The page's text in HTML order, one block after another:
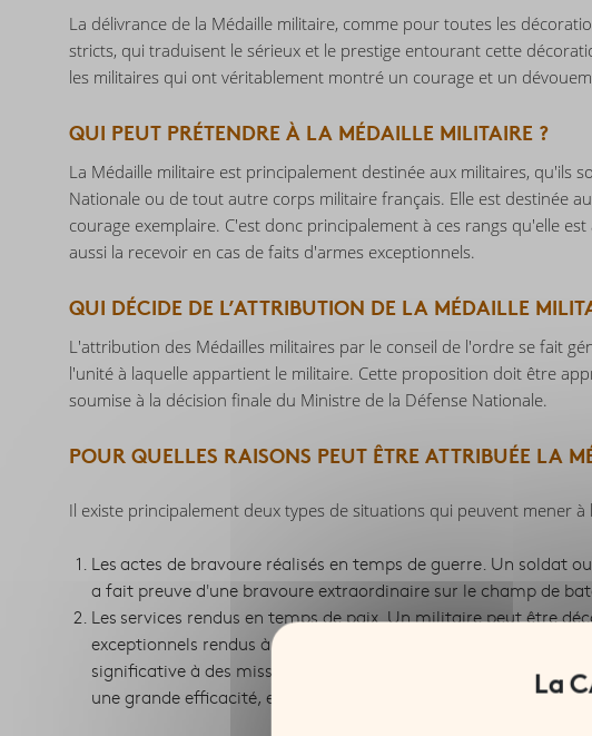
La délivrance de la Médaille militaire, comme pour toutes les
stricts, qui traduisent le sérieux et le prestige entourant cette
les militaires qui ont véritablement montré un courage et un
QUI PEUT PRÉTENDRE À LA MÉDAILLE MILITAIRE ?
La Médaille militaire est principalement destinée aux militaires, qu'ils
Nationale ou de tout autre corps militaire français. Elle est destinée
courage exemplaire. C'est donc principalement à ces rangs qu'elle
aussi la recevoir en cas de faits d'armes exceptionnels.
QUI DÉCIDE DE L’ATTRIBUTION DE LA MÉDAILLE
L'attribution des Médailles militaires par le conseil de l'ordre se fait
l'unité à laquelle appartient le militaire. Cette proposition doit être
soumise à la décision finale du Ministre de la Défense Nationale.
POUR QUELLES RAISONS PEUT ÊTRE ATTRIBUÉE LA
Il existe principalement deux types de situations qui peuvent mener
Les actes de bravoure réalisés en temps de guerre. Un soldat
a fait preuve d'une bravoure extraordinaire sur le champ de
Les services rendus en temps de paix. Un militaire peut être
exceptionnels rendus à la nation au cours de sa carrière,
significative à des missions de secours lors de catastrophes
une grande efficacité, etc.).